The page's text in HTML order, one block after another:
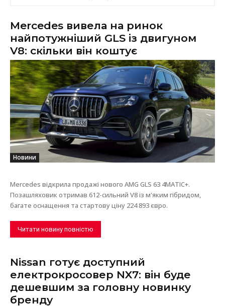
Mercedes вивела на ринок
найпотужніший GLS із двигуном
V8: скільки він коштує
Новини
Mercedes відкрила продажі нового AMG GLS 63 4MATIC+.
Позашляховик отримав 612-сильний V8 із м'яким гібридом,
багате оснащення та стартову ціну 224 893 євро.
Читати новину повністю
Nissan готує доступний
електрокросовер NX7: він буде
дешевшим за головну новинку
бренду